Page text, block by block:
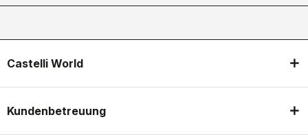
Castelli World
Kundenbetreuung